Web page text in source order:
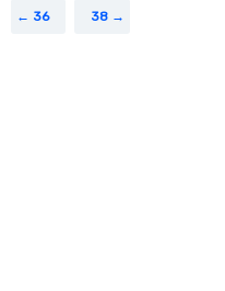
36 38